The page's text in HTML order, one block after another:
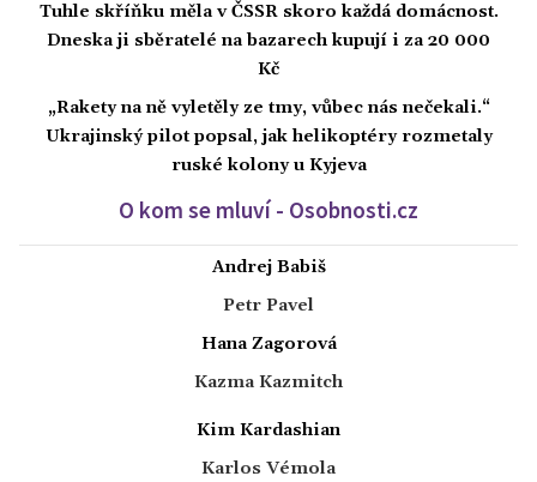
Tuhle skříňku měla v ČSSR skoro každá domácnost.
Dneska ji sběratelé na bazarech kupují i za 20 000
Kč
„Rakety na ně vyletěly ze tmy, vůbec nás nečekali.“
Ukrajinský pilot popsal, jak helikoptéry rozmetaly
ruské kolony u Kyjeva
O kom se mluví - Osobnosti.cz
Andrej Babiš
Petr Pavel
Hana Zagorová
Kazma Kazmitch
Kim Kardashian
Karlos Vémola